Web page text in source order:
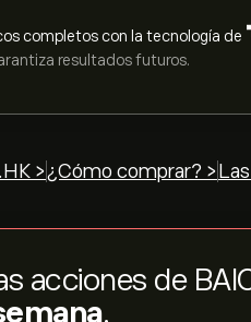
completos con la tecnología de
resultados futuros.
>¿Cómo comprar? >
acciones de
.